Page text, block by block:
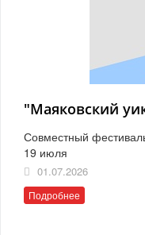
"Маяковский
Совместный
19 июля
01.07.2026
Подробнее